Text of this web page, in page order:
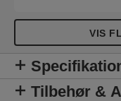
VIS
Tilbehør &